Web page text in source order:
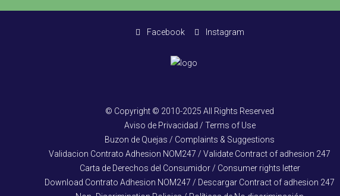
Facebook Instagram
© Copyright © 2010-2025 All Rights Reserved
Aviso de Privacidad / Terms of Use
Buzon de Quejas / Complaints & Suggestions
Validacion Contrato Adhesion NOM247 / Validate Contract of adhesion 247
Carta de Derechos del Consumidor / Consumer rights letter
Download Contrato Adhesion NOM247 / Descargar Contract of adhesion 247